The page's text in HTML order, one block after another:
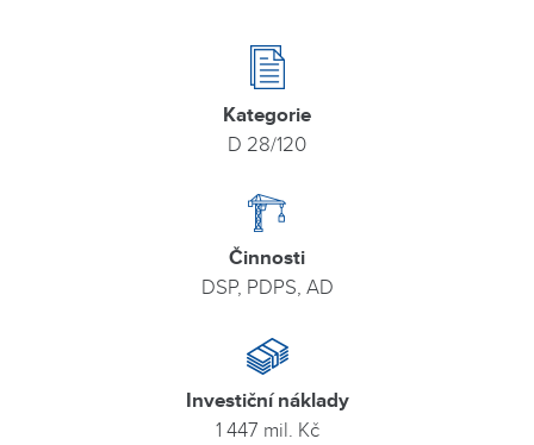
Kategorie
D 28/120
Činnosti
DSP, PDPS, AD
Investiční náklady
1 447 mil. Kč